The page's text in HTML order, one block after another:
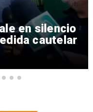
en silencio
cautelar